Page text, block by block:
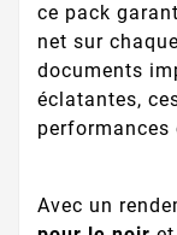
ce pack
net sur
documents
éclatantes,
performances
Avec un